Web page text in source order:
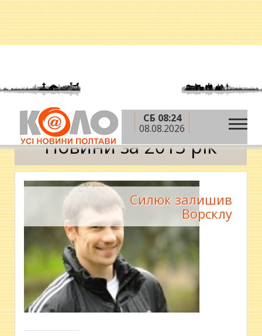
СБ 08:24
08.08.2026
Головна » 2013 рік Календар
Новини за 2013 рік
Силюк залишив
Ворсклу